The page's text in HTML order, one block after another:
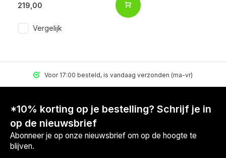
219,00
Vergelijk
Voor 17:00 besteld, is vandaag verzonden (ma-vr)
*10% korting op je bestelling? Schrijf je in
op de nieuwsbrief
Abonneer je op onze nieuwsbrief om op de hoogte te
blijven.